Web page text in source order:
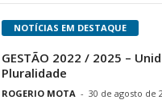
NOTÍCIAS EM DESTAQUE
GESTÃO 2022 / 2025 –
Pluralidade
ROGERIO MOTA - 30 de agosto de